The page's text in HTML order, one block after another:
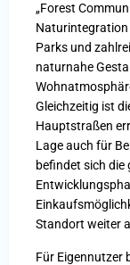
„Forest
Naturintegration
Parks und
naturnahe
Gleichzeitig ist
Hauptstraßen
Lage auch für
befindet sich die
Standort weiter
Für Eigennutzer